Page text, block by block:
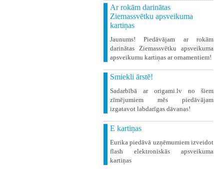
Ar rokām darinātas
Ziemassvētku apsveikuma
kartiņas
Jaunums! Piedāvājam ar rokām
darinātas Ziemassvētku apsveikuma
apsveikumu kartiņas ar ornamentiem!
Smiekli ārstē!
Sadarbībā ar origami.lv no šiem
zīmējumiem mēs piedāvājam
izgatavot labdarīgas dāvanas!
E kartiņas
Eurika piedāvā uzņēmumiem izveidot
flash elektroniskās apsveikuma
kartiņas